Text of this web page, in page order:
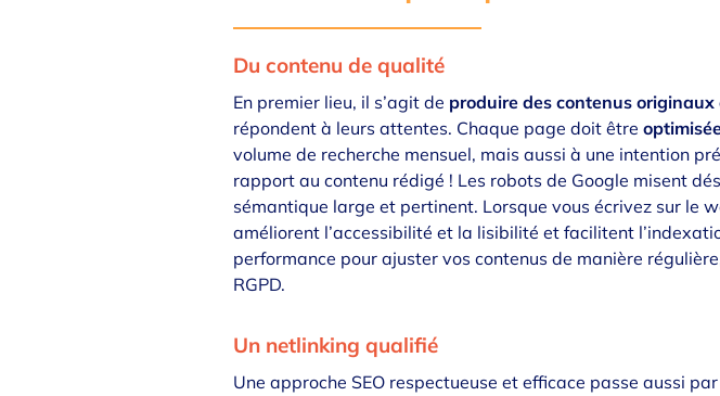
Du contenu de qualité
En premier lieu, il s’agit de produire des contenus
répondent à leurs attentes. Chaque page doit être
volume de recherche mensuel, mais aussi à une intention
rapport au contenu rédigé ! Les robots de Google misent
sémantique large et pertinent. Lorsque vous écrivez sur le
améliorent l’accessibilité et la lisibilité et facilitent
performance pour ajuster vos contenus de manière
RGPD.
Un netlinking qualifié
Une approche SEO respectueuse et efficace passe aussi